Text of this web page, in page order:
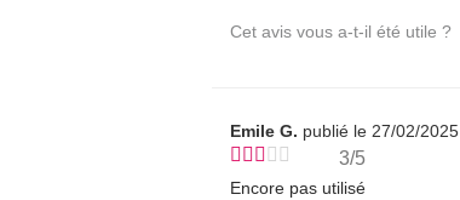
Cet avis vous a-t-il été utile ?
Emile G. publié le 27/02/2025
3/5
Encore pas utilisé